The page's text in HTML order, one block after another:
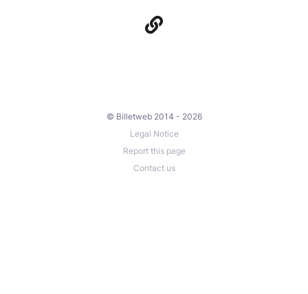
© Billetweb 2014 - 2026
Legal Notice
Report this page
Contact us